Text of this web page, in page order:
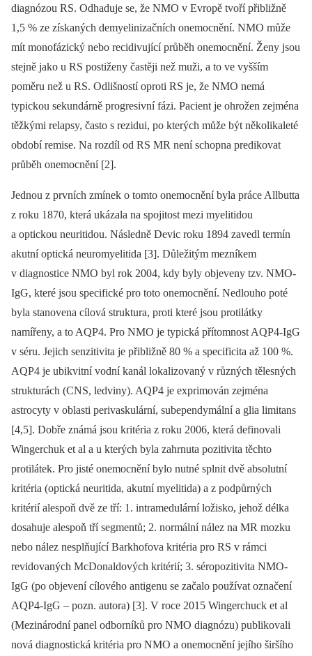
diagnózou RS. Odhaduje se, že NMO v Evropě tvoří přibližně
1,5 % ze získaných demyelinizačních onemocnění. NMO může
mít monofázický nebo recidivující průběh onemocnění. Ženy jsou
stejně jako u RS postiženy častěji než muži, a to ve vyšším
poměru než u RS. Odlišností oproti RS je, že NMO nemá
typickou sekundárně progresivní fázi. Pacient je ohrožen zejména
těžkými relapsy, často s rezidui, po kterých může být několikaleté
období remise. Na rozdíl od RS MR není schopna predikovat
průběh onemocnění [2].
Jednou z prvních zmínek o tomto onemocnění byla práce Allbutta
z roku 1870, která ukázala na spojitost mezi myelitidou
a optickou neuritidou. Následně Devic roku 1894 zavedl termín
akutní optická neuromyelitida [3]. Důležitým mezníkem
v diagnostice NMO byl rok 2004, kdy byly objeveny tzv. NMO-
IgG, které jsou specifické pro toto onemocnění. Nedlouho poté
byla stanovena cílová struktura, proti které jsou protilátky
namířeny, a to AQP4. Pro NMO je typická přítomnost AQP4-IgG
v séru. Jejich senzitivita je přibližně 80 % a specificita až 100 %.
AQP4 je ubikvitní vodní kanál lokalizovaný v různých tělesných
strukturách (CNS, ledviny). AQP4 je exprimován zejména
astrocyty v oblasti perivaskulární, subependymální a glia limitans
[4,5]. Dobře známá jsou kritéria z roku 2006, která definovali
Wingerchuk et al a u kterých byla zahrnuta pozitivita těchto
protilátek. Pro jisté onemocnění bylo nutné splnit dvě absolutní
kritéria (optická neuritida, akutní myelitida) a z podpůrných
kritérií alespoň dvě ze tří: 1. intramedulární ložisko, jehož délka
dosahuje alespoň tří segmentů; 2. normální nález na MR mozku
nebo nález nesplňující Barkhofova kritéria pro RS v rámci
revidovaných McDonaldových kritérií; 3. séropozitivita NMO-
IgG (po objevení cílového antigenu se začalo používat označení
AQP4-IgG –⁠ pozn. autora) [3]. V roce 2015 Wingerchuck et al
(Mezinárodní panel odborníků pro NMO diagnózu) publikovali
nová diagnostická kritéria pro NMO a onemocnění jejího širšího